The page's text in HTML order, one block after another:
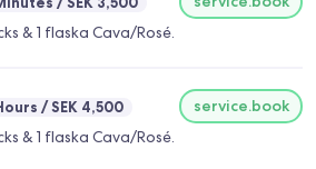
& 1 flaska Cava/Rosé.
SEK 4,500
service.book
& 1 flaska Cava/Rosé.